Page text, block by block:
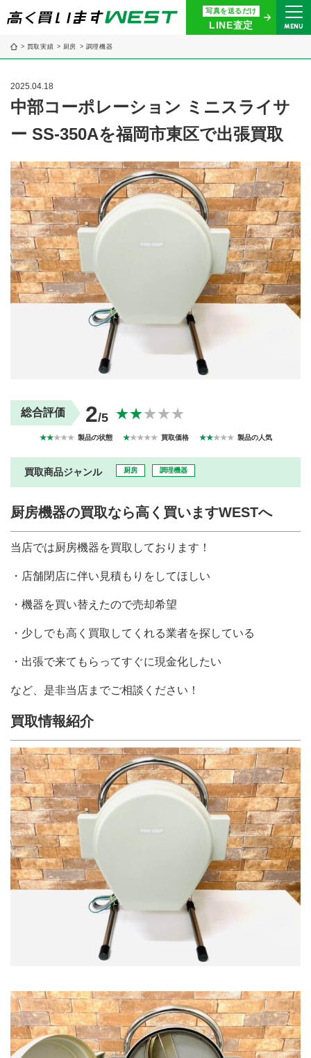
写真を送るだけ
LINE査定 MENU
まずはお気軽にお問い合わせ・
査定をご依頼ください
買取専用ダイヤル
24時間365日受付
買取に関する質問や相談もすぐにできて便利
簡単操作！LINE査定
宅配買取
買取商品ジャンル
買取強化ブランド
運営会社
プライバシーポリシー
規約・同意書
梱包
ガイド
法人の
お客様へ
お探しの方へ
買取実績 厨房 調理機器
2025.04.18
中部コーポレーション ミニスライサ
ー SS-350Aを福岡市東区で出張買取
総合評価 2/5 ★★★★★
★★★★★ 製品の状態 ★★★★★ 買取価格 ★★★★★ 製品の人気
買取商品ジャンル 厨房 調理機器
厨房機器の買取なら高く買いますWESTへ
当店では厨房機器を買取しております！
・店舗閉店に伴い見積もりをしてほしい
・機器を買い替えたので売却希望
・少しでも高く買取してくれる業者を探している
・出張で来てもらってすぐに現金化したい
など、是非当店までご相談ください！
買取情報紹介